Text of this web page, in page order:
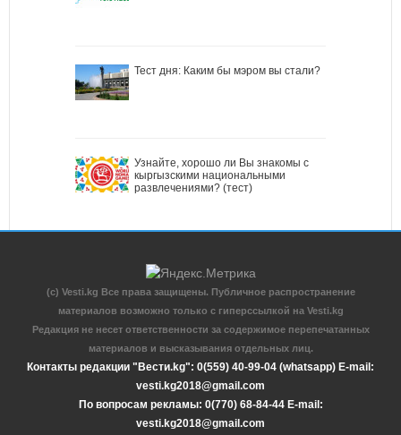
Тест дня: Каким бы мэром вы стали?
Узнайте, хорошо ли Вы знакомы с
кыргызскими национальными
развлечениями? (тест)
(c) Vesti.kg Все права защищены. Публичное распространение
материалов возможно только с гиперссылкой на Vesti.kg
Редакция не несет ответственности за содержимое перепечатанных
материалов и высказывания отдельных лиц.
Контакты редакции "Вести.kg": 0(559) 40-99-04 (whatsapp) E-mail:
vesti.kg2018@gmail.com
По вопросам рекламы: 0(770) 68-84-44 E-mail:
vesti.kg2018@gmail.com